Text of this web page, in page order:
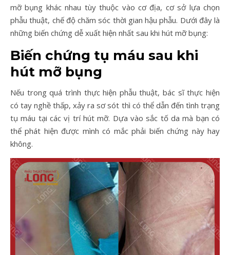
mỡ bụng khác nhau tùy thuộc vào cơ địa, cơ sở lựa chọn
phẫu thuật, chế độ chăm sóc thời gian hậu phẫu. Dưới đây là
những biến chứng dễ xuất hiện nhất sau khi hút mỡ bụng:
Biến chứng tụ máu sau khi
hút mỡ bụng
Nếu trong quá trình thực hiện phẫu thuật, bác sĩ thực hiện
có tay nghề thấp, xảy ra sơ sót thì có thể dẫn đến tình trạng
tụ máu tại các vị trí hút mỡ. Dựa vào sắc tố da mà bạn có
thể phát hiện được mình có mắc phải biến chứng này hay
không.